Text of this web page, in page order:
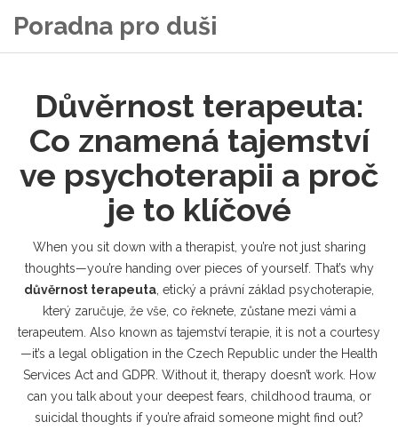
Poradna pro duši
Důvěrnost terapeuta:
Co znamená tajemství
ve psychoterapii a proč
je to klíčové
When you sit down with a therapist, you’re not just sharing
thoughts—you’re handing over pieces of yourself. That’s why
důvěrnost terapeuta etický a právní základ psychoterapie,
který zaručuje, že vše, co řeknete, zůstane mezi vámi a
terapeutem . Also known as tajemství terapie , it is not a courtesy
—it’s a legal obligation in the Czech Republic under the Health
Services Act and GDPR. Without it, therapy doesn’t work. How
can you talk about your deepest fears, childhood trauma, or
suicidal thoughts if you’re afraid someone might find out?